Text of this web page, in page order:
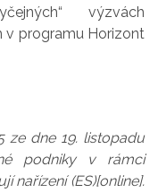
výzvách
programu Horizont
ze dne 19. listopadu
podniky v rámci
nařízení (ES)[online].